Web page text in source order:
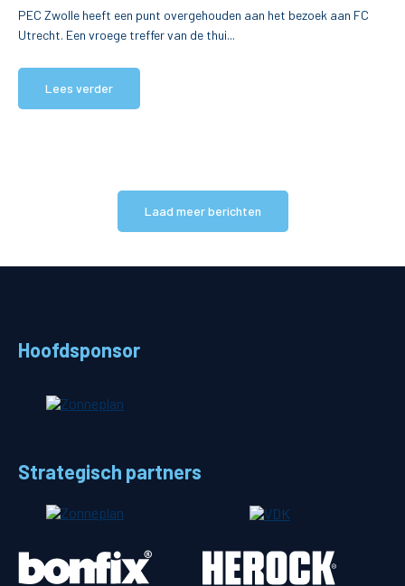
PEC Zwolle heeft een punt overgehouden aan het bezoek aan FC
Utrecht. Een vroege treffer van de thui...
Lees verder
Laad meer berichten
Hoofdsponsor
Strategisch partners